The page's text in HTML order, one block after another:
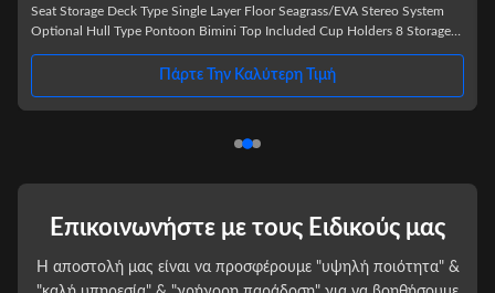
Key Features Pontoon hull type for superior stability Optional stereo
system for entertainment 8 convenient cup holders 7.6m (25-30FT) length
150HP Includes Bimini top Product Overview This 7.6m (25-30FT) single
layer pontoon boat combines functionality with comfort, making it ideal
for various water activities. The spacious design accommodat
Πάρτε Την Καλύτερη Τιμή
Επικοινωνήστε με τους Ειδικούς μας
Η αποστολή μας είναι να προσφέρουμε "υψηλή ποιότητα" &